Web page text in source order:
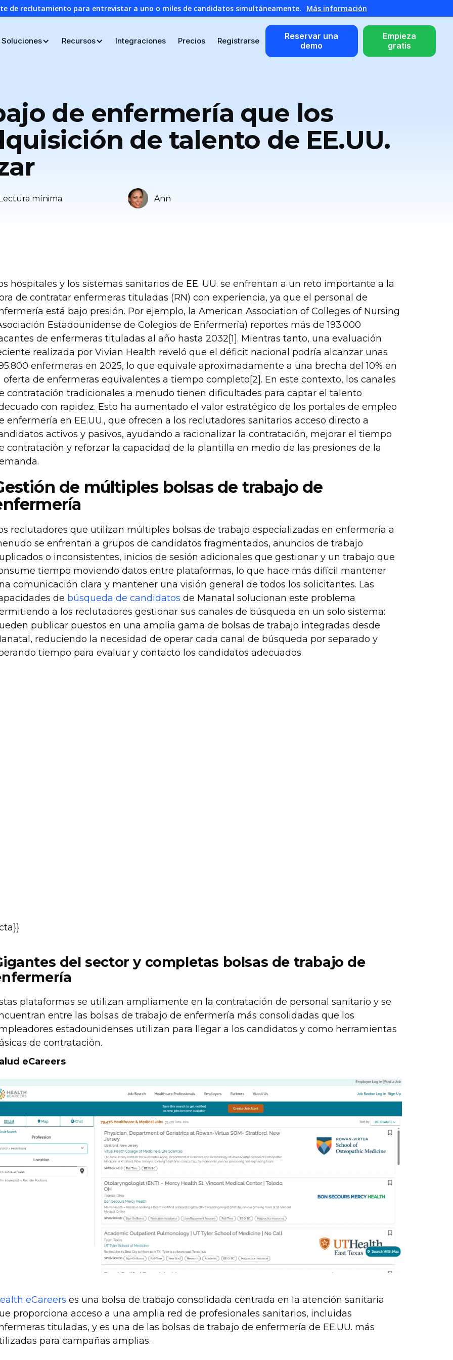
de reclutamiento para entrevistar a uno o miles de candidatos simultáneamente. Más información
Soluciones Recursos Integraciones Precios Registrarse
Reservar una
demo
Empieza
gratis
de enfermería que los
de talento de EE.UU.
mínima Ann
hospitales y los sistemas sanitarios de EE. UU. se enfrentan a un reto importante a la
de contratar enfermeras tituladas (RN) con experiencia, ya que el personal de
está bajo presión. Por ejemplo, la American Association of Colleges of Nursing
Estadounidense de Colegios de Enfermería) reportes más de 193.000
de enfermeras tituladas al año hasta 2032[1]. Mientras tanto, una evaluación
realizada por Vivian Health reveló que el déficit nacional podría alcanzar unas
enfermeras en 2025, lo que equivale aproximadamente a una brecha del 10% en
oferta de enfermeras equivalentes a tiempo completo[2]. En este contexto, los canales
contratación tradicionales a menudo tienen dificultades para captar el talento
con rapidez. Esto ha aumentado el valor estratégico de los portales de empleo
enfermería en EE.UU., que ofrecen a los reclutadores sanitarios acceso directo a
activos y pasivos, ayudando a racionalizar la contratación, mejorar el tiempo
contratación y reforzar la capacidad de la plantilla en medio de las presiones de la
de múltiples bolsas de trabajo de
reclutadores que utilizan múltiples bolsas de trabajo especializadas en enfermería a
se enfrentan a grupos de candidatos fragmentados, anuncios de trabajo
o inconsistentes, inicios de sesión adicionales que gestionar y un trabajo que
tiempo moviendo datos entre plataformas, lo que hace más difícil mantener
comunicación clara y mantener una visión general de todos los solicitantes. Las
de búsqueda de candidatos de Manatal solucionan este problema
a los reclutadores gestionar sus canales de búsqueda en un solo sistema:
publicar puestos en una amplia gama de bolsas de trabajo integradas desde
reduciendo la necesidad de operar cada canal de búsqueda por separado y
tiempo para evaluar y contacto los candidatos adecuados.
del sector y completas bolsas de trabajo de
plataformas se utilizan ampliamente en la contratación de personal sanitario y se
entre las bolsas de trabajo de enfermería más consolidadas que los
estadounidenses utilizan para llegar a los candidatos y como herramientas
de contratación.
eCareers
eCareers es una bolsa de trabajo consolidada centrada en la atención sanitaria
proporciona acceso a una amplia red de profesionales sanitarios, incluidas
tituladas, y es una de las bolsas de trabajo de enfermería de EE.UU. más
para campañas amplias.